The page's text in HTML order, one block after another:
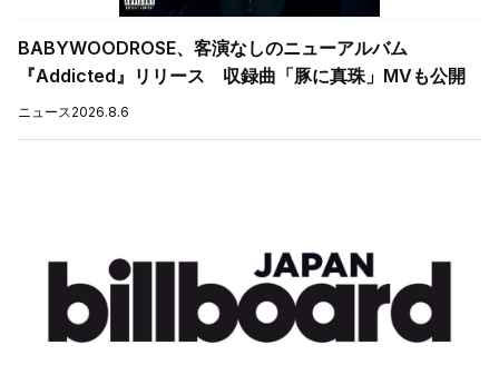
BABYWOODROSE、客演なしのニューアルバム
『Addicted』リリース 収録曲「豚に真珠」MVも公開
ニュース2026.8.6